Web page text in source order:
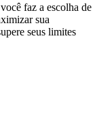
faz a escolha de
sua
seus limites